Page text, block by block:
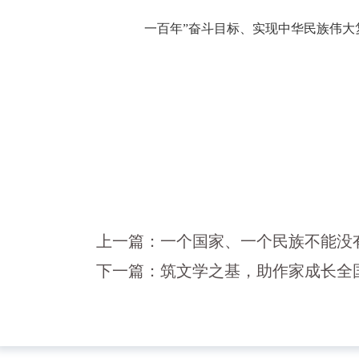
一百年”奋斗目标、实现中华民族伟
上一篇： 一个国家、一个民族不能没
下一篇： 筑文学之基，助作家成长